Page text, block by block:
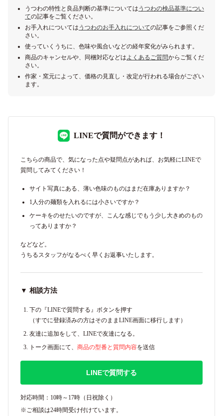
うつわの特性と良品判断の基準については うつわの検品基準につい
ての記事をご覧ください。
お手入れについては うつわのお手入れについての記事をご参照くだ
さい。
使っていくうちに、色味や風合いなどの経年変化がみられます。
商品のキャンセルや、同梱対応などは よくあるご質問からご覧くだ
さい。
作家・窯元によって、価格の見直し・改定が行われる場合がござい
ます。
LINEで質問ができます！
こちらの商品で、気になった点や疑問点があれば、お気軽にLINEで
質問してみてください！
サイト写真にある、薄い色味のものはまだ在庫ありますか？
1人分の麺類を入れるには小さいですか？
ケーキをのせたいのですが、こんな感じでもう少し大きめのもの
ってありますか？
などなど。
うちるスタッフがなるべく早くお返事いたします。
▼ 相談方法
下の『LINEで質問する』ボタンを押す
（すでに登録済みの方はそのままLINE画面に移行します）
友達に追加をして、LINEで友達になる。
トーク画面にて、 商品の型番と質問内容を送信
LINEで質問する
対応時間：10時～17時（日祝除く）
※ご相談は24時間受け付けています。